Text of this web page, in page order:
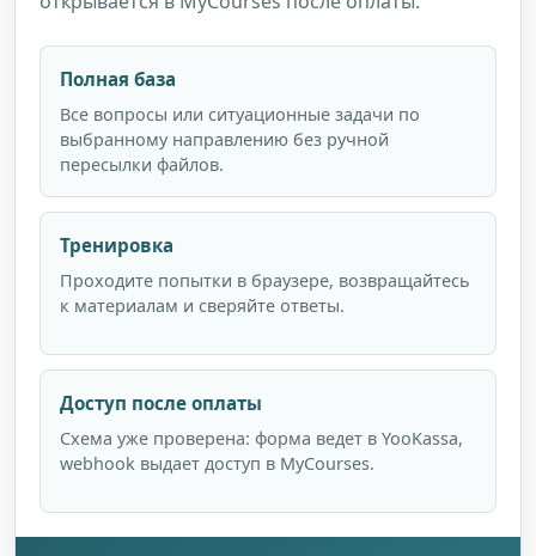
Полная база
Все вопросы или ситуационные задачи по
выбранному направлению без ручной
пересылки файлов.
Тренировка
Проходите попытки в браузере, возвращайтесь
к материалам и сверяйте ответы.
Доступ после оплаты
Схема уже проверена: форма ведет в YooKassa,
webhook выдает доступ в MyCourses.